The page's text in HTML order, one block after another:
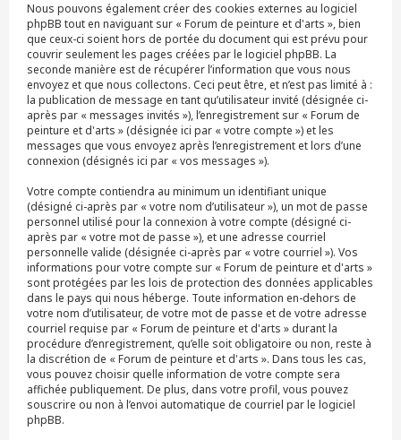
Nous pouvons également créer des cookies externes au logiciel
phpBB tout en naviguant sur « Forum de peinture et d'arts », bien
que ceux-ci soient hors de portée du document qui est prévu pour
couvrir seulement les pages créées par le logiciel phpBB. La
seconde manière est de récupérer l’information que vous nous
envoyez et que nous collectons. Ceci peut être, et n’est pas limité à :
la publication de message en tant qu’utilisateur invité (désignée ci-
après par « messages invités »), l’enregistrement sur « Forum de
peinture et d'arts » (désignée ici par « votre compte ») et les
messages que vous envoyez après l’enregistrement et lors d’une
connexion (désignés ici par « vos messages »).
Votre compte contiendra au minimum un identifiant unique
(désigné ci-après par « votre nom d’utilisateur »), un mot de passe
personnel utilisé pour la connexion à votre compte (désigné ci-
après par « votre mot de passe »), et une adresse courriel
personnelle valide (désignée ci-après par « votre courriel »). Vos
informations pour votre compte sur « Forum de peinture et d'arts »
sont protégées par les lois de protection des données applicables
dans le pays qui nous héberge. Toute information en-dehors de
votre nom d’utilisateur, de votre mot de passe et de votre adresse
courriel requise par « Forum de peinture et d'arts » durant la
procédure d’enregistrement, qu’elle soit obligatoire ou non, reste à
la discrétion de « Forum de peinture et d'arts ». Dans tous les cas,
vous pouvez choisir quelle information de votre compte sera
affichée publiquement. De plus, dans votre profil, vous pouvez
souscrire ou non à l’envoi automatique de courriel par le logiciel
phpBB.